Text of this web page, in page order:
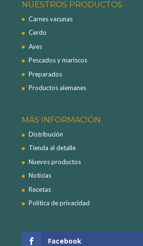
NUESTROS PRODUCTOS
Carnes vacunas
Cerdo
Aves
Pescados y mariscos
Preparados
Productos alemanes
MÁS INFORMACIÓN
Distribución
Tienda al detalle
Nuevos productos
Noticias
Recetas
Política de privacidad
Facebook